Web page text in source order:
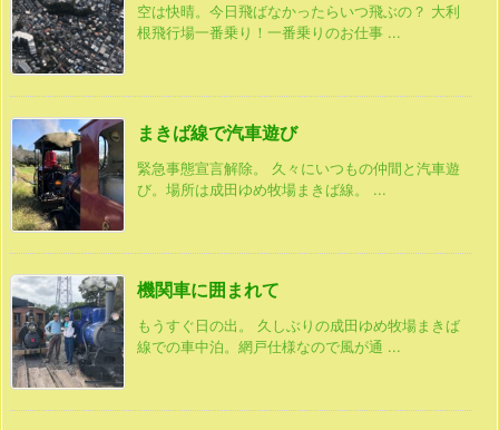
空は快晴。今日飛ばなかったらいつ飛ぶの？ 大利
根飛行場一番乗り！一番乗りのお仕事 ...
まきば線で汽車遊び
緊急事態宣言解除。 久々にいつもの仲間と汽車遊
び。場所は成田ゆめ牧場まきば線。 ...
機関車に囲まれて
もうすぐ日の出。 久しぶりの成田ゆめ牧場まきば
線での車中泊。網戸仕様なので風が通 ...